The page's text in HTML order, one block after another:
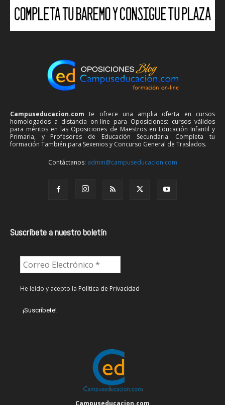
Campuseducacion.com te ofrece una amplia oferta en cursos
homologados a distancia on-line para Oposiciones: cursos válidos
para méritos en las Oposiciones de Maestros en Educación Infantil y
Primaria, y Profesores de Educación Secundaria. Completa tu
formación También para Sexenios y Concurso General de Traslados.
Contáctanos: admin@campuseducacion.com
Suscríbete a nuestro boletín
He leído y acepto la Política de Privacidad